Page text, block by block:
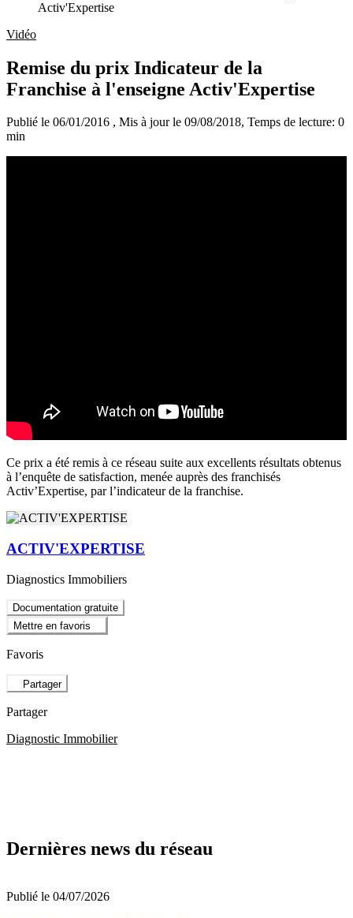
Activ'Expertise
Vidéo
Remise du prix Indicateur de la
Franchise à l'enseigne Activ'Expertise
Publié le 06/01/2016 , Mis à jour le 09/08/2018, Temps de lecture: 0
min
Ce prix a été remis à ce réseau suite aux excellents résultats obtenus
à l’enquête de satisfaction, menée auprès des franchisés
Activ’Expertise, par l’indicateur de la franchise.
ACTIV'EXPERTISE
Diagnostics Immobiliers
Documentation gratuite
Mettre en favoris
Favoris
Partager
Partager
Diagnostic Immobilier
Dernières news du réseau
Publié le 04/07/2026